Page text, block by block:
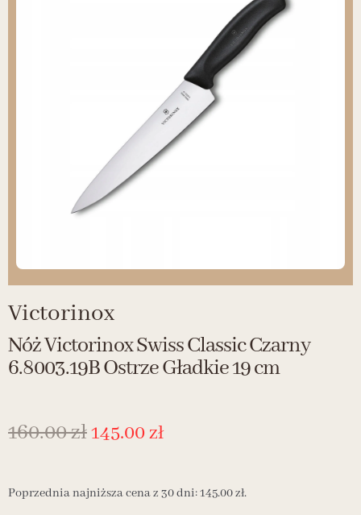
Victorinox
Nóż Victorinox Swiss Classic Czarny
6.8003.19B Ostrze Gładkie 19 cm
160.00zł145.00zł
Poprzednia najniższa cena z 30 dni:145.00zł.